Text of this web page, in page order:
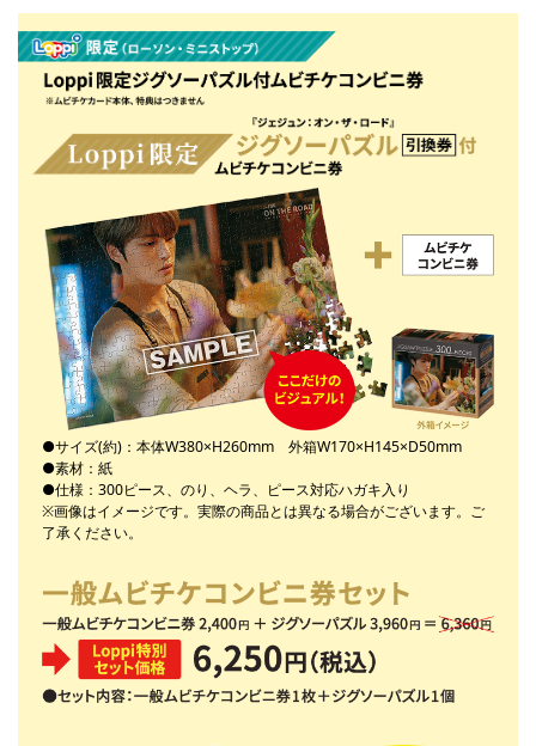
●サイズ(約)：本体W380×H260mm 外箱W170×H145×D50mm
●素材：紙
●仕様：300ピース、のり、ヘラ、ピース対応ハガキ入り
※画像はイメージです。実際の商品とは異なる場合がございます。ご
了承ください。